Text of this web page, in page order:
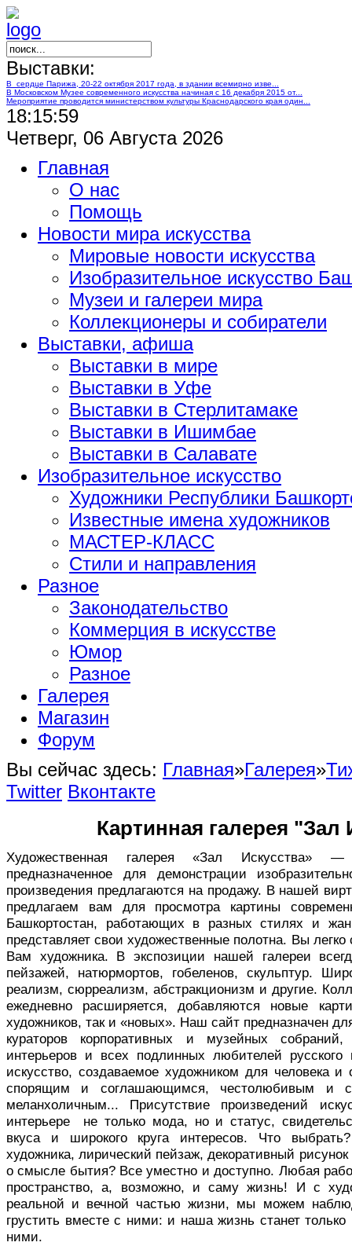
Выставки:
В сердце Парижа, 20-22 октября 2017 года, в здании всемирно изве...
В Московском Музее современного искусства начиная с 16 декабря 2015 от...
Мероприятие проводится министерством культуры Краснодарского края один...
18:15:59
Четверг, 06 Августа 2026
Главная
О нас
Помощь
Новости мира искусства
Мировые новости искусства
Изобразительное искусство
Музеи и галереи мира
Коллекционеры и собиратели
Выставки, афиша
Выставки в мире
Выставки в Уфе
Выставки в Стерлитамаке
Выставки в Ишимбае
Выставки в Салавате
Изобразительное искусство
Художники Республики
Известные имена художников
МАСТЕР-КЛАСС
Стили и направления
Разное
Законодательство
Коммерция в искусстве
Юмор
Разное
Галерея
Магазин
Форум
Вы сейчас здесь: Главная»Галерея»
Twitter Вконтакте
Картинная галерея "Зал
Художественная галерея «Зал Искусства» —
предназначенное для демонстрации
произведения предлагаются на продажу. В нашей
предлагаем вам для просмотра картины
Башкортостан, работающих в разных стилях и
представляет свои художественные полотна. Вы
Вам художника. В экспозиции нашей галереи
пейзажей, натюрмортов, гобеленов, скульптур.
реализм, сюрреализм, абстракционизм и другие.
ежедневно расширяется, добавляются новые
художников, так и «новых». Наш сайт предназначен
кураторов корпоративных и музейных
интерьеров и всех подлинных любителей
искусство, создаваемое художником для человека и
спорящим и соглашающимся, честолюбивым и
меланхоличным... Присутствие произведений
интерьере не только мода, но и статус,
вкуса и широкого круга интересов. Что
художника, лирический пейзаж, декоративный
о смысле бытия? Все уместно и доступно. Любая
пространство, а, возможно, и саму жизнь! И с
реальной и вечной частью жизни, мы можем
грустить вместе с ними: и наша жизнь станет только
ними.